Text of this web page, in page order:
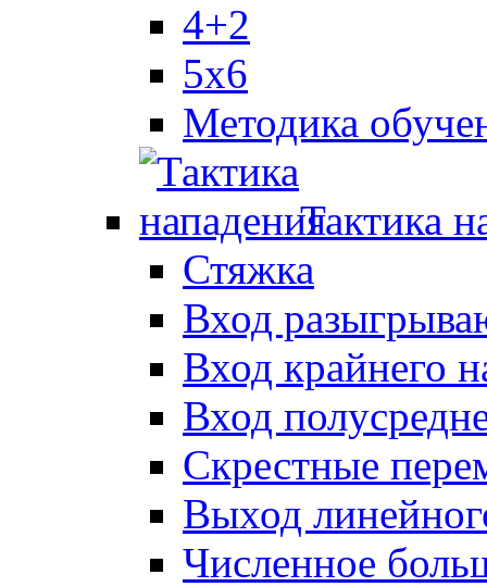
4+2
5x6
Методика
Тактика
Стяжка
Вход
Вход крайнего
Вход
Скрестные
Выход
Численное